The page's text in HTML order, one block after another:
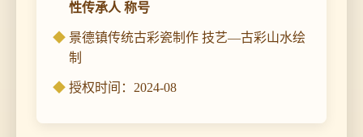
性传承人 称号
景德镇传统古彩瓷制作 技艺—古彩山水绘
制
授权时间：2024-08